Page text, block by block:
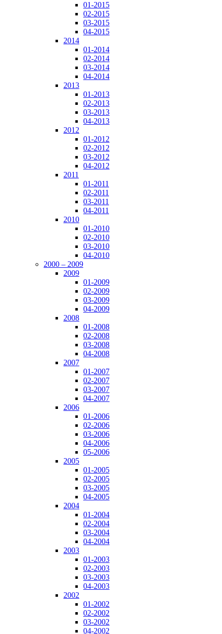
01-2015
02-2015
03-2015
04-2015
2014
01-2014
02-2014
03-2014
04-2014
2013
01-2013
02-2013
03-2013
04-2013
2012
01-2012
02-2012
03-2012
04-2012
2011
01-2011
02-2011
03-2011
04-2011
2010
01-2010
02-2010
03-2010
04-2010
2000 – 2009
2009
01-2009
02-2009
03-2009
04-2009
2008
01-2008
02-2008
03-2008
04-2008
2007
01-2007
02-2007
03-2007
04-2007
2006
01-2006
02-2006
03-2006
04-2006
05-2006
2005
01-2005
02-2005
03-2005
04-2005
2004
01-2004
02-2004
03-2004
04-2004
2003
01-2003
02-2003
03-2003
04-2003
2002
01-2002
02-2002
03-2002
04-2002